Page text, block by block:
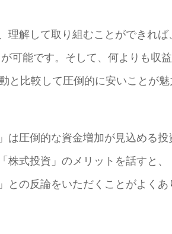
理解して取り組むことができれば
可能です。そして、何よりも収
と比較して圧倒的に安いことが魅
は圧倒的な資金増加が見込める投
式投資」のメリットを話すと、
との反論をいただくことがよくあ